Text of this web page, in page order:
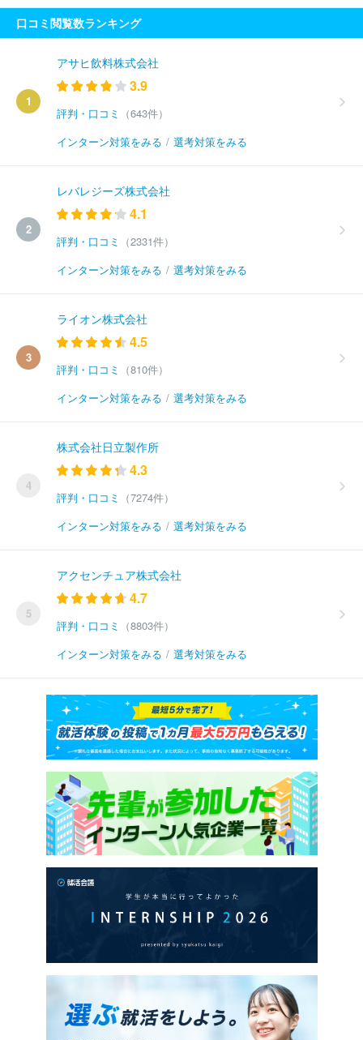
口コミ閲覧数ランキング
1
アサヒ飲料株式会社
3.9
評判・口コミ
（643件）
インターン対策をみる / 選考対策をみる
2
レバレジーズ株式会社
4.1
評判・口コミ
（2331件）
インターン対策をみる / 選考対策をみる
3
ライオン株式会社
4.5
評判・口コミ
（810件）
インターン対策をみる / 選考対策をみる
4
株式会社日立製作所
4.3
評判・口コミ
（7274件）
インターン対策をみる / 選考対策をみる
5
アクセンチュア株式会社
4.7
評判・口コミ
（8803件）
インターン対策をみる / 選考対策をみる